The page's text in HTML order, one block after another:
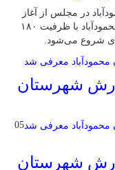
در مجلس از آغاز
اجرای فاز نخست نیروگاه ۵۰۰ مگاواتی محمودآباد با ظرفیت ۱۸۰
شروع می‌شود.
شهرستان
05
شهرستان